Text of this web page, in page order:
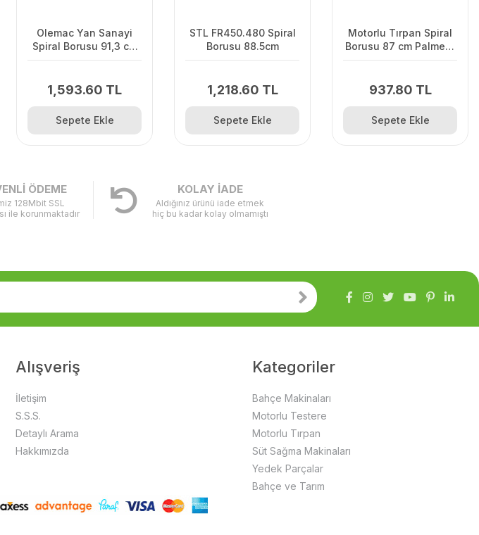
Olemac Yan Sanayi
Spiral Borusu 91,3 cm
1,593.60 TL
Sepete Ekle
STL FR450.480 Spiral
Borusu 88.5cm
1,218.60 TL
Sepete Ekle
Motorlu Tırpan Spiral
Borusu 87 cm Palmera
937.80 TL
Sepete Ekle
ÖDEME
128Mbit SSL
ile korunmaktadır
KOLAY İADE
Aldığınız ürünü iade etmek
hiç bu kadar kolay olmamıştı
Alışveriş
İletişim
S.S.S.
Detaylı Arama
Hakkımızda
Kategoriler
Bahçe Makinaları
Motorlu Testere
Motorlu Tırpan
Süt Sağma Makinaları
Yedek Parçalar
Bahçe ve Tarım